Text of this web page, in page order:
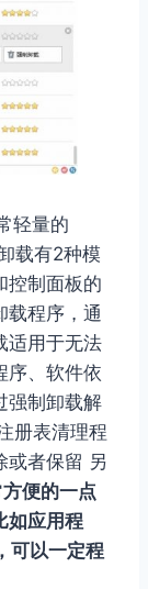
轻量的
载有2种模
控制面板的
载程序，通
适用于无法
序、软件依
强制卸载解
册表清理程
或者保留 另
便的一点
如应用程
可以一定程